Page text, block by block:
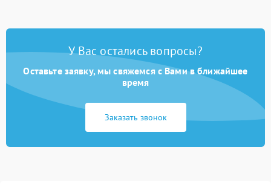
У Вас остались вопросы?
Оставьте заявку, мы свяжемся с Вами в ближайшее
время
Заказать звонок